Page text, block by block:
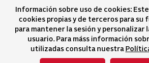
Información sobre uso de cookies:
cookies propias y de terceros para su
para mantener la sesión y personalizar
usuario. Para máss información
utilizadas consulta nuestra